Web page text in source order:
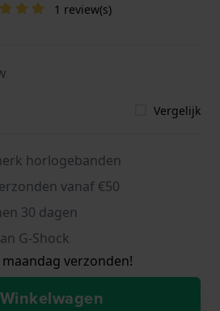
1 review(s)
Vergelijk
horlogebanden
vanaf €50
30 dagen
G-Shock
verzonden!